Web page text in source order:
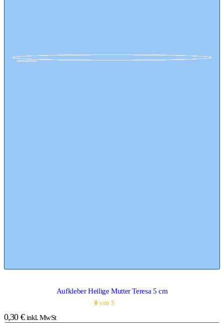
Aufkleber Heilige Mutter Teresa 5 cm
0 von 5
0,30 € inkl. MwSt